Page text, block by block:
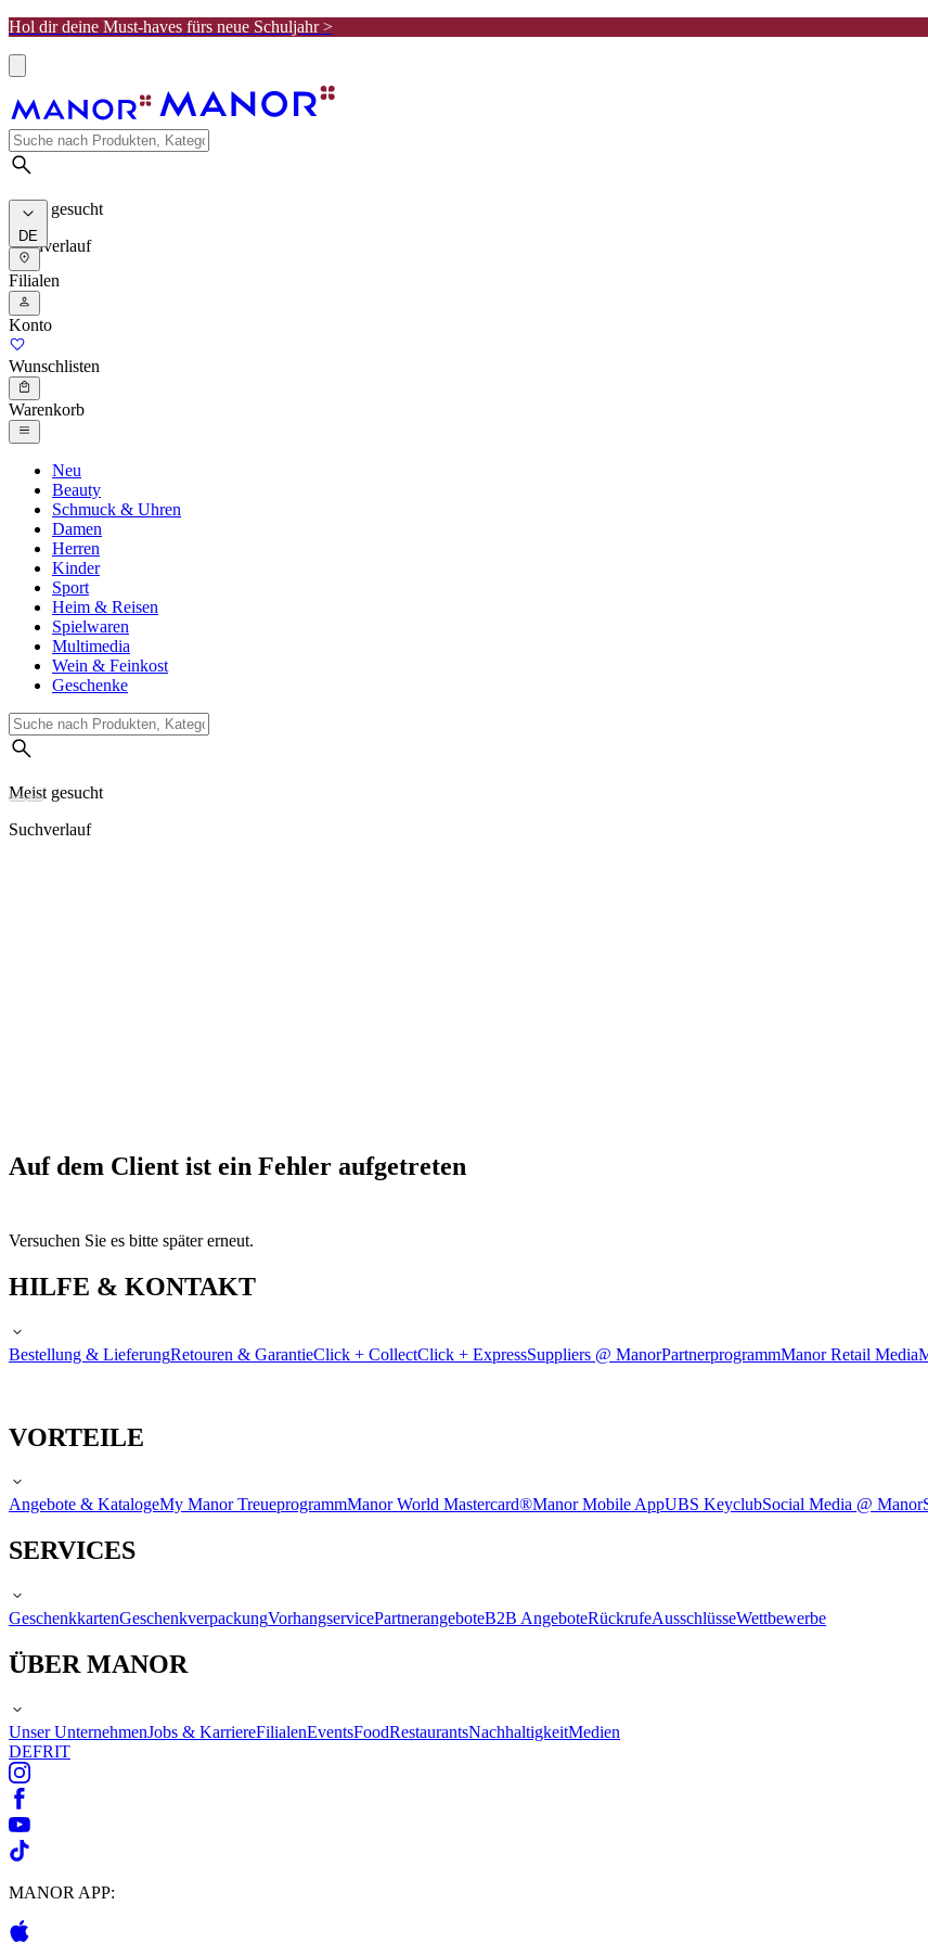
Hol dir deine Must-haves fürs neue Schuljahr >
Meist gesucht
Suchverlauf
DE
Filialen
Konto
Wunschlisten
Warenkorb
Neu
Beauty
Schmuck & Uhren
Damen
Herren
Kinder
Sport
Heim & Reisen
Spielwaren
Multimedia
Wein & Feinkost
Geschenke
Meist gesucht
Suchverlauf
Auf dem Client ist ein Fehler aufgetreten
Versuchen Sie es bitte später erneut.
HILFE & KONTAKT
Bestellung & LieferungRetouren & GarantieClick + CollectClick + ExpressSuppliers @ ManorPartnerprogrammManor Retail Media
VORTEILE
Angebote & KatalogeMy Manor TreueprogrammManor World Mastercard®Manor Mobile AppUBS KeyclubSocial Media @ Manor
SERVICES
GeschenkkartenGeschenkverpackungVorhangservicePartnerangeboteB2B AngeboteRückrufeAusschlüsseWettbewerbe
ÜBER MANOR
Unser UnternehmenJobs & KarriereFilialenEventsFoodRestaurantsNachhaltigkeitMedien
DEFRIT
MANOR APP: